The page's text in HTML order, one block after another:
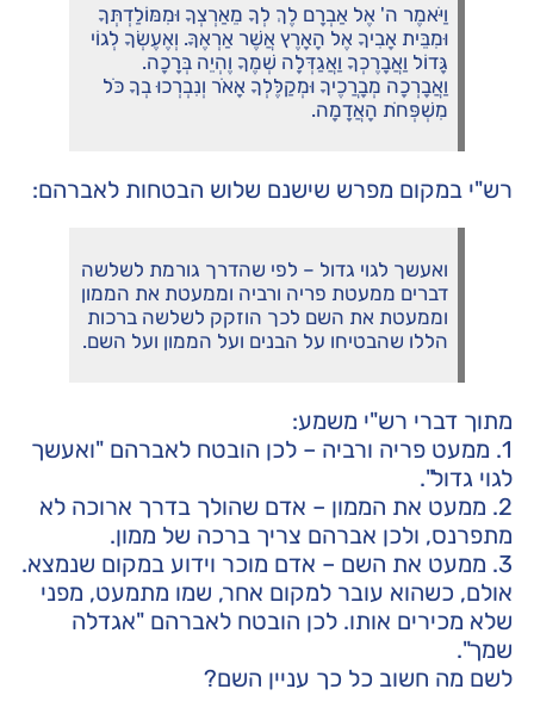
וַיֹּאמֶר ה' אֶל אַבְרָם לֶךְ לְךָ מֵאַרְצְךָ וּמִמּוֹלַדְתְּךָ
וּמִבֵּית אָבִיךָ אֶל הָאָרֶץ אֲשֶׁר אַרְאֶךָּ. וְאֶעֶשְׂךָ לְגוֹי
גָּדוֹל וַאֲבָרֶכְךָ וַאֲגַדְּלָה שְׁמֶךָ וֶהְיֵה בְּרָכָה.
וַאֲבָרְכָה מְבָרֲכֶיךָ וּמְקַלֶּלְךָ אָאֹר וְנִבְרְכוּ בְךָ כֹּל
מִשְׁפְּחֹת הָאֲדָמָה.
רש"י במקום מפרש שישנם שלוש הבטחות לאברהם:
ואעשך לגוי גדול – לפי שהדרך גורמת לשלשה
דברים ממעטת פריה ורביה וממעטת את הממון
וממעטת את השם לכך הוזקק לשלשה ברכות
הללו שהבטיחו על הבנים ועל הממון ועל השם.
מתוך דברי רש"י משמע:
1. ממעט פריה ורביה – לכן הובטח לאברהם "ואעשך
לגוי גדול".
2. ממעט את הממון – אדם שהולך בדרך ארוכה לא
מתפרנס, ולכן אברהם צריך ברכה של ממון.
3. ממעט את השם – אדם מוכר וידוע במקום שנמצא.
אולם, כשהוא עובר למקום אחר, שמו מתמעט, מפני
שלא מכירים אותו. לכן הובטח לאברהם "אגדלה
שמך".
לשם מה חשוב כל כך עניין השם?